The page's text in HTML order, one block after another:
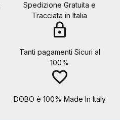
Spedizione Gratuita e
Tracciata in Italia
lock
Tanti pagamenti Sicuri al
100%
favorite_border
DOBO è 100% Made In Italy